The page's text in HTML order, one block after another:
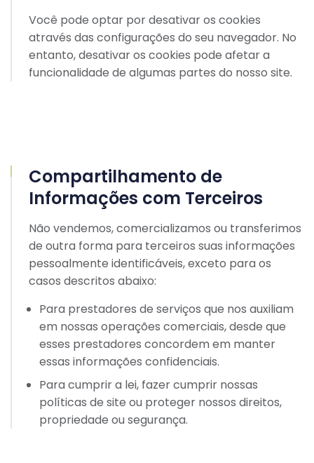
Você pode optar por desativar os cookies
através das configurações do seu navegador. No
entanto, desativar os cookies pode afetar a
funcionalidade de algumas partes do nosso site.
Compartilhamento de
Informações com Terceiros
Não vendemos, comercializamos ou transferimos
de outra forma para terceiros suas informações
pessoalmente identificáveis, exceto para os
casos descritos abaixo:
Para prestadores de serviços que nos auxiliam
em nossas operações comerciais, desde que
esses prestadores concordem em manter
essas informações confidenciais.
Para cumprir a lei, fazer cumprir nossas
políticas de site ou proteger nossos direitos,
propriedade ou segurança.